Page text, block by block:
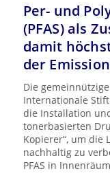
Per- und
(PFAS) als
damit
der
Die
Internationale
die Installation
tonerbasierten
Kopierer“, um
nachhaltig zu
PFAS in